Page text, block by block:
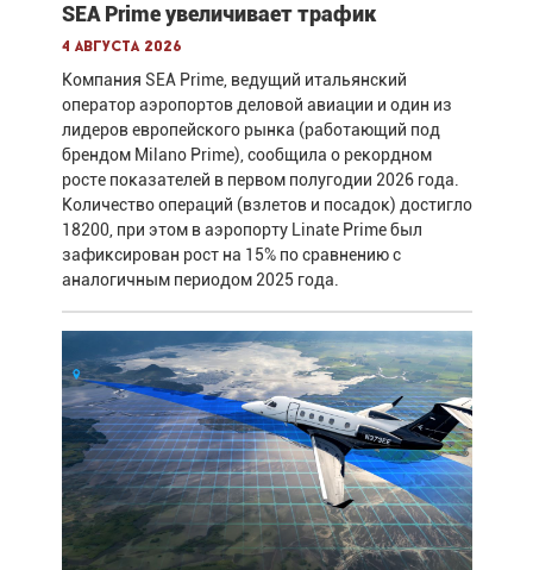
SEA Prime увеличивает трафик
4 августа 2026
Компания SEA Prime, ведущий итальянский
оператор аэропортов деловой авиации и один из
лидеров европейского рынка (работающий под
брендом Milano Prime), сообщила о рекордном
росте показателей в первом полугодии 2026 года.
Количество операций (взлетов и посадок) достигло
18200, при этом в аэропорту Linate Prime был
зафиксирован рост на 15% по сравнению с
аналогичным периодом 2025 года.